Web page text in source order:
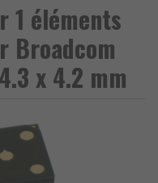
1 éléments
Broadcom
x 4.2 mm